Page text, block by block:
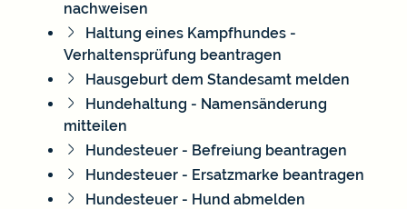
nachweisen
Haltung eines Kampfhundes -
Verhaltensprüfung beantragen
Hausgeburt dem Standesamt melden
Hundehaltung - Namensänderung
mitteilen
Hundesteuer - Befreiung beantragen
Hundesteuer - Ersatzmarke beantragen
Hundesteuer - Hund abmelden